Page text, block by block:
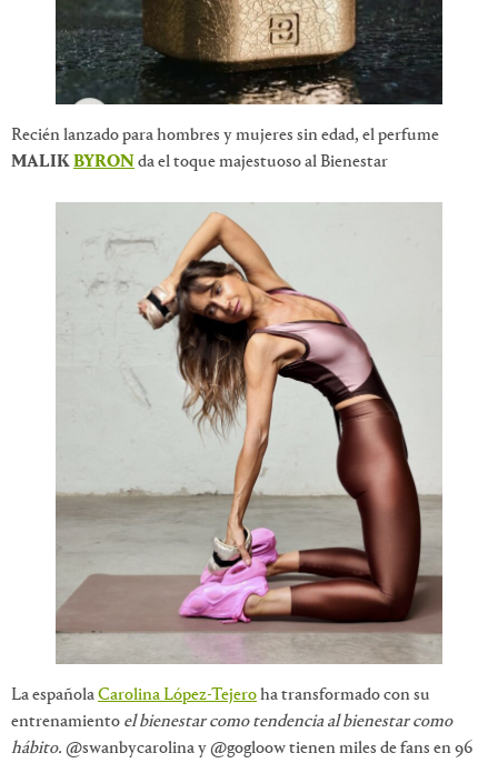
Recién lanzado para hombres y mujeres sin edad, el perfume
MALIKBYRONda el toque majestuoso al Bienestar
La españolaCarolina López-Tejeroha transformado con su
entrenamiento el bienestar como tendencia al bienestar como
hábito. @swanbycarolina y @gogloow tienen miles de fans en 96